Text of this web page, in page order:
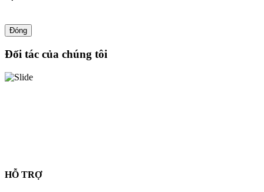
Đóng
Đối tác của chúng tôi
HỖ TRỢ